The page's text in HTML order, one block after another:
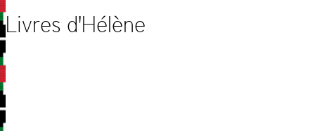
Livres d'Hélène